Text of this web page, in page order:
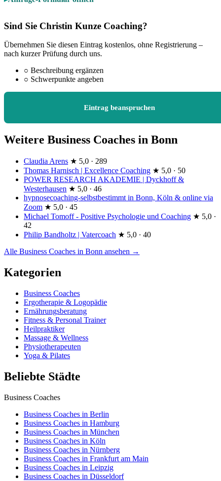
Sind Sie Christin Kunze Coaching?
Übernehmen Sie diesen Eintrag kostenlos, ohne Registrierung –
nach kurzer Prüfung durch uns.
○ Beschreibung ergänzen
○ Schwerpunkte angeben
Eintrag beanspruchen
Weitere Business Coaches in Bonn
Claudia Arens ★ 5,0 · 289
Thomas Harnisch | Excellence Coaching ★ 5,0 · 50
POWER RESEARCH AKADEMIE | Dyckhoff &
Westerhausen ★ 5,0 · 46
hypnosecoaching-selbstbestimmt in Bonn, Köln & online via
Zoom ★ 5,0 · 45
Michael Tomoff - Positive Psychologie und Coaching ★ 5,0 ·
42
Philip Bandholtz | Vatercoach ★ 5,0 · 40
Alle Business Coaches in Bonn ansehen →
Kategorien
Business Coaches
Ergotherapie & Logopädie
Ernährungsberatung
Fitness & Personal Trainer
Heilpraktiker
Massage & Wellness
Physiotherapeuten
Yoga & Pilates
Beliebte Städte
Business Coaches
Business Coaches in Berlin
Business Coaches in Hamburg
Business Coaches in München
Business Coaches in Köln
Business Coaches in Nürnberg
Business Coaches in Frankfurt am Main
Business Coaches in Leipzig
Business Coaches in Düsseldorf